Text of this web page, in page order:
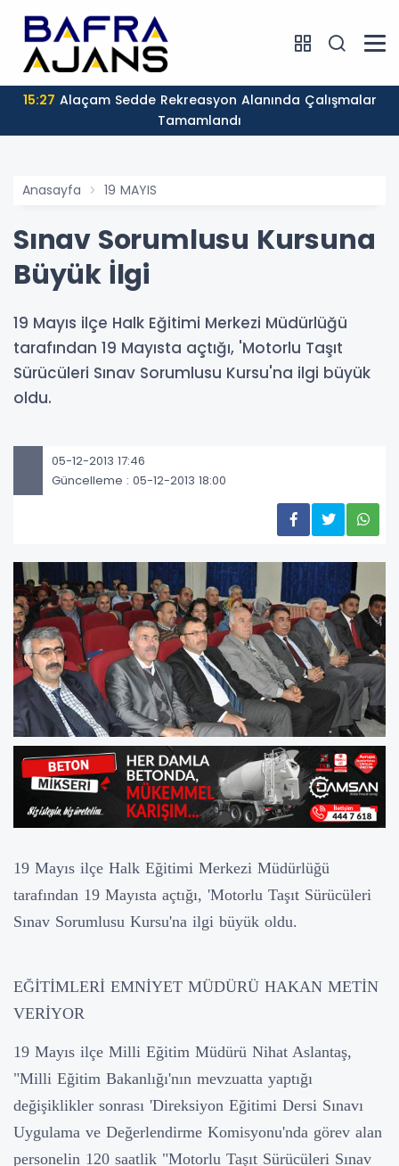
15:27
Tamamlandı
Anasayfa 19 MAYIS
Sınav Sorumlusu Kursuna
Büyük İlgi
19 Mayıs ilçe Halk Eğitimi Merkezi Müdürlüğü
tarafından 19 Mayısta açtığı, 'Motorlu Taşıt
Sürücüleri Sınav Sorumlusu Kursu'na ilgi büyük
oldu.
05-12-2013 17:46
Güncelleme : 05-12-2013 18:00
19 Mayıs ilçe Halk Eğitimi Merkezi Müdürlüğü
tarafından 19 Mayısta açtığı, 'Motorlu Taşıt Sürücüleri
Sınav Sorumlusu Kursu'na ilgi büyük oldu.
EĞİTİMLERİ EMNİYET MÜDÜRÜ HAKAN METİN
VERİYOR
19 Mayıs ilçe Milli Eğitim Müdürü Nihat Aslantaş,
"Milli Eğitim Bakanlığı'nın mevzuatta yaptığı
değişiklikler sonrası 'Direksiyon Eğitimi Dersi Sınavı
Uygulama ve Değerlendirme Komisyonu'nda görev alan
personelin 120 saatlik "Motorlu Taşıt Sürücüleri Sınav